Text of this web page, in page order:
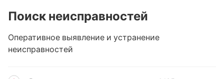
Поиск неисправностей
Оперативное выявление и устранение
неисправностей